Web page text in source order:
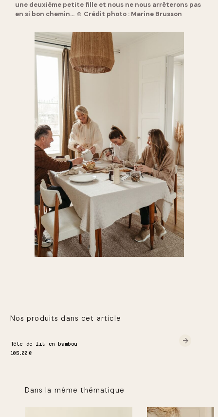
une deuxième petite fille et nous ne nous arrêterons pas
en si bon chemin… ☺ Crédit photo : Marine Brusson
Nos produits dans cet article
Tête de lit en bambou
105.00 €
Dans la même thématique